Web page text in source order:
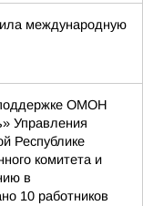
международную
ОМОН
Управления
Республике
комитета и
в
10 работников